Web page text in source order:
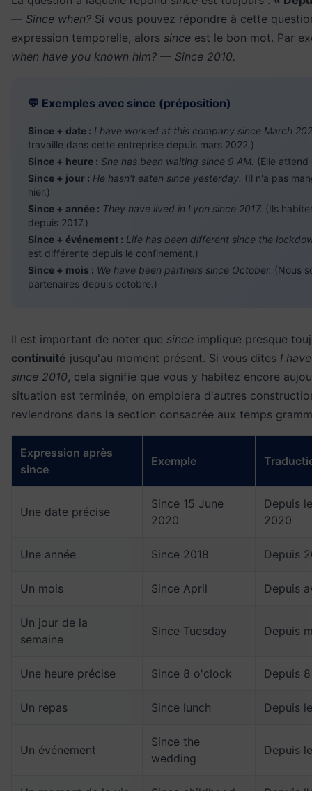
— Since when? Si vous pouvez répondre à cette
expression temporelle, alors since est le bon mot. Par
when have you known him? — Since 2010.
💬 Exemples avec since (préposition)
Since + date : I have worked at this company since March
travaille dans cette entreprise depuis mars 2022.)
Since + heure : She has been waiting since 9 AM. (Elle
Since + jour : He hasn't eaten since yesterday. (Il n'a pas
hier.)
Since + année : They have lived in Lyon since 2017. (Ils
depuis 2017.)
Since + événement : Life has been different since the
est différente depuis le confinement.)
Since + mois : We have been partners since October. (Nous
partenaires depuis octobre.)
Il est important de noter que since implique presque
continuité jusqu'au moment présent. Si vous dites I
since 2010, cela signifie que vous y habitez encore
situation est terminée, on emploiera d'autres
reviendrons dans la section consacrée aux temps
Expression après
since
Exemple
Une date précise
Since 15 June
2020
Depuis
2020
Une année Since 2018 Depuis
Un mois Since April Depuis
Un jour de la
semaine
Since Tuesday Depuis
Une heure précise Since 8 o'clock Depuis
Un repas Since lunch Depuis
Un événement
Since the
wedding
Depuis